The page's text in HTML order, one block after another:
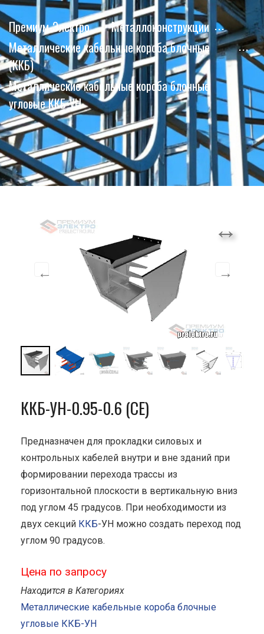
Премиум-Электро
Металлоконструкции
Металлические кабельные короба блочные
(ККБ)
Металлические кабельные короба блочные
угловые ККБ-УН
ККБ-УН-0.95-0.6 (СЕ)
Предназначен для прокладки силовых и
контрольных кабелей внутри и вне зданий при
формировании перехода трассы из
горизонтальной плоскости в вертикальную вниз
под углом 45 градусов. При необходимости из
двух секций ККБ-УН можно создать переход под
углом 90 градусов.
Цена по запросу
Находится в Категориях
Металлические кабельные короба блочные
угловые ККБ-УН